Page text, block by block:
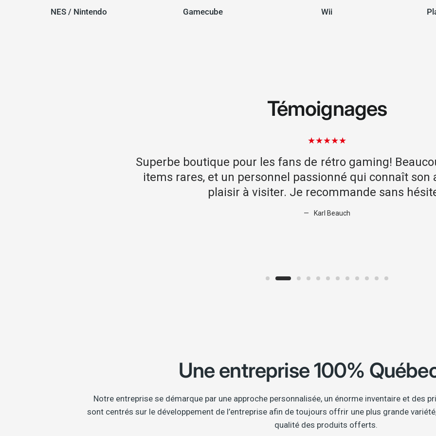
NES / Nintendo Gamecube Wii
Témoignages
Service exceptionnel!! Un grand merci à l’unique
notre visite chez Flip Jeux Vidéo. Service rapide, efficace
tout en étant accueillant et attentionné. Nous
Marie-Ève Boucher-Drapeau
Une entreprise 100%
Notre entreprise se démarque par une approche personnalisée, un énorme inventaire et des
sont centrés sur le développement de l’entreprise afin de toujours offrir une plus grande
qualité des produits offerts.